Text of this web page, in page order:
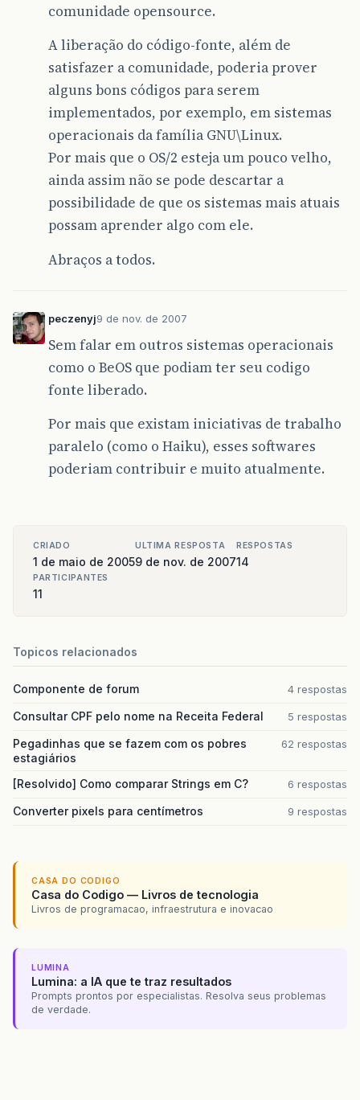
comunidade opensource.
A liberação do código-fonte, além de
satisfazer a comunidade, poderia prover
alguns bons códigos para serem
implementados, por exemplo, em sistemas
operacionais da família GNU\Linux.
Por mais que o OS/2 esteja um pouco velho,
ainda assim não se pode descartar a
possibilidade de que os sistemas mais atuais
possam aprender algo com ele.
Abraços a todos.
peczenyj9 de nov. de 2007
Sem falar em outros sistemas operacionais
como o BeOS que podiam ter seu codigo
fonte liberado.
Por mais que existam iniciativas de trabalho
paralelo (como o Haiku), esses softwares
poderiam contribuir e muito atualmente.
CRIADO
1 de maio de 2005
ULTIMA RESPOSTA
9 de nov. de 2007
RESPOSTAS
14
PARTICIPANTES
11
Topicos relacionados
Componente de forum 4 respostas
Consultar CPF pelo nome na Receita Federal 5 respostas
Pegadinhas que se fazem com os pobres
estagiários
62 respostas
[Resolvido] Como comparar Strings em C? 6 respostas
Converter pixels para centímetros 9 respostas
CASA DO CODIGO
Casa do Codigo — Livros de tecnologia
Livros de programacao, infraestrutura e inovacao
LUMINA
Lumina: a IA que te traz resultados
Prompts prontos por especialistas. Resolva seus problemas
de verdade.